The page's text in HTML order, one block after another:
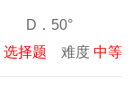
D．50°
选择题 难度 中等